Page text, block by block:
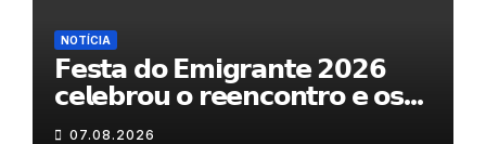
NOTÍCIA
𝗙𝗲𝘀𝘁𝗮 𝗱𝗼 𝗘𝗺𝗶𝗴𝗿𝗮𝗻𝘁𝗲 𝟮𝟬𝟮𝟲
𝗰𝗲𝗹𝗲𝗯𝗿𝗼𝘂 𝗼 𝗿𝗲𝗲𝗻𝗰𝗼𝗻𝘁𝗿𝗼 𝗲 𝗼𝘀
𝗹𝗮𝗰̧𝗼𝘀 𝗾𝘂𝗲 𝘂𝗻𝗲𝗺 𝗠𝘂𝗿𝗰̧𝗮
07.08.2026